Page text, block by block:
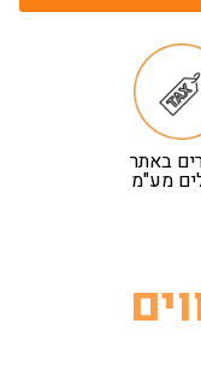
באתר
מע"מ